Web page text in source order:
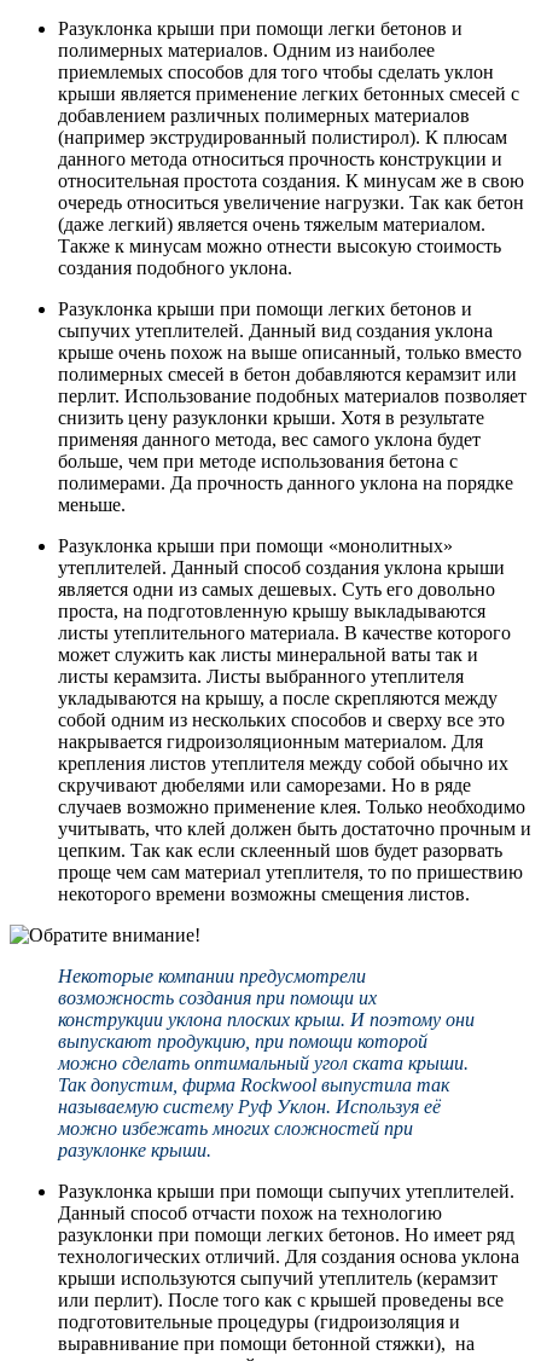
Разуклонка крыши при помощи легки бетонов и
полимерных материалов. Одним из наиболее
приемлемых способов для того чтобы сделать уклон
крыши является применение легких бетонных смесей с
добавлением различных полимерных материалов
(например экструдированный полистирол). К плюсам
данного метода относиться прочность конструкции и
относительная простота создания. К минусам же в свою
очередь относиться увеличение нагрузки. Так как бетон
(даже легкий) является очень тяжелым материалом.
Также к минусам можно отнести высокую стоимость
создания подобного уклона.
Разуклонка крыши при помощи легких бетонов и
сыпучих утеплителей. Данный вид создания уклона
крыше очень похож на выше описанный, только вместо
полимерных смесей в бетон добавляются керамзит или
перлит. Использование подобных материалов позволяет
снизить цену разуклонки крыши. Хотя в результате
применяя данного метода, вес самого уклона будет
больше, чем при методе использования бетона с
полимерами. Да прочность данного уклона на порядке
меньше.
Разуклонка крыши при помощи «монолитных»
утеплителей. Данный способ создания уклона крыши
является одни из самых дешевых. Суть его довольно
проста, на подготовленную крышу выкладываются
листы утеплительного материала. В качестве которого
может служить как листы минеральной ваты так и
листы керамзита. Листы выбранного утеплителя
укладываются на крышу, а после скрепляются между
собой одним из нескольких способов и сверху все это
накрывается гидроизоляционным материалом. Для
крепления листов утеплителя между собой обычно их
скручивают дюбелями или саморезами. Но в ряде
случаев возможно применение клея. Только необходимо
учитывать, что клей должен быть достаточно прочным и
цепким. Так как если склеенный шов будет разорвать
проще чем сам материал утеплителя, то по пришествию
некоторого времени возможны смещения листов.
Некоторые компании предусмотрели
возможность создания при помощи их
конструкции уклона плоских крыш. И поэтому они
выпускают продукцию, при помощи которой
можно сделать оптимальный угол ската крыши.
Так допустим, фирма Rockwool выпустила так
называемую систему Руф Уклон. Используя её
можно избежать многих сложностей при
разуклонке крыши.
Разуклонка крыши при помощи сыпучих утеплителей.
Данный способ отчасти похож на технологию
разуклонки при помощи легких бетонов. Но имеет ряд
технологических отличий. Для создания основа уклона
крыши используются сыпучий утеплитель (керамзит
или перлит). После того как с крышей проведены все
подготовительные процедуры (гидроизоляция и
выравнивание при помощи бетонной стяжки), на